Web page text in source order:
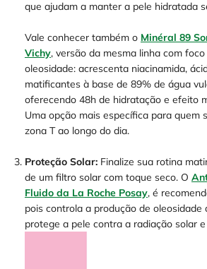
que ajudam a manter a pele hidratada
Vale conhecer também o Minéral 89
Vichy, versão da mesma linha com
oleosidade: acrescenta niacinamida,
matificantes à base de 89% de água
oferecendo 48h de hidratação e efeito
Uma opção mais específica para quem
zona T ao longo do dia.
Proteção Solar: Finalize sua rotina
de um filtro solar com toque seco. O
Fluido da La Roche Posay, é
pois controla a produção de oleosidade
protege a pele contra a radiação solar